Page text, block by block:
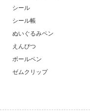
シール
シール帳
ぬいぐるみペン
えんぴつ
ボールペン
ゼムクリップ